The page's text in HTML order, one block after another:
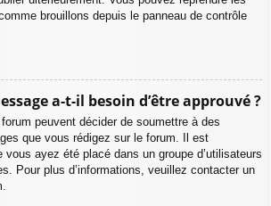
brouillons depuis le panneau de contrôle
a-t-il besoin d’être approuvé ?
forum peuvent décider de soumettre à des
que vous rédigez sur le forum. Il est
vous ayez été placé dans un groupe d’utilisateurs
Pour plus d’informations, veuillez contacter un